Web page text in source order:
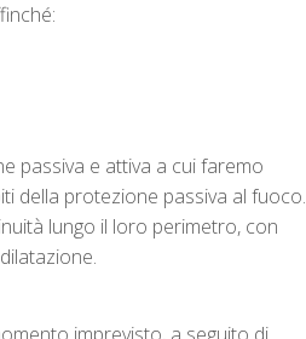
passiva e attiva a cui faremo
della protezione passiva al fuoco.
lungo il loro perimetro, con